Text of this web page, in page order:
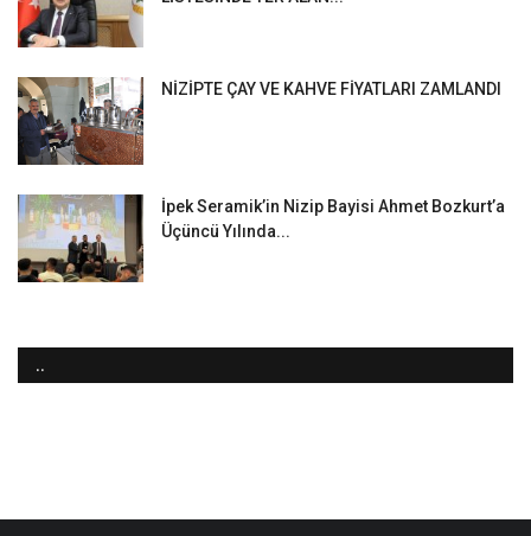
NİZİPTE ÇAY VE KAHVE FİYATLARI ZAMLANDI
İpek Seramik’in Nizip Bayisi Ahmet Bozkurt’a
Üçüncü Yılında...
..